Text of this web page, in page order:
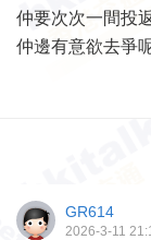
仲要次次一間投
仲邊有意欲去爭
GR614
2026-3-11